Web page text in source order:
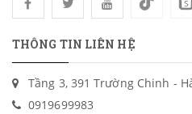
THÔNG TIN LIÊN HỆ
Tầng 3, 391 Trường Chinh -
0919699983